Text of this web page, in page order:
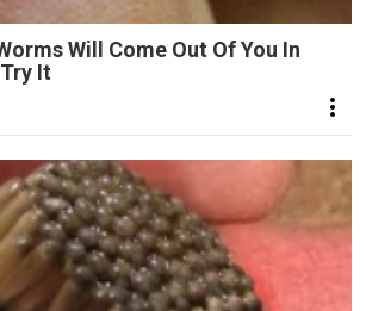
Will Come Out Of You In
It